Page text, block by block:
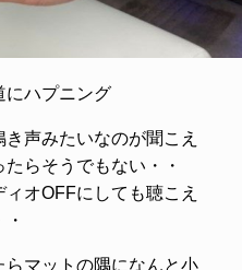
にハプニング
声みたいなのが聞こえ
らそうでもない・・
オOFFにしても聴こえ
マットの隅になんと小